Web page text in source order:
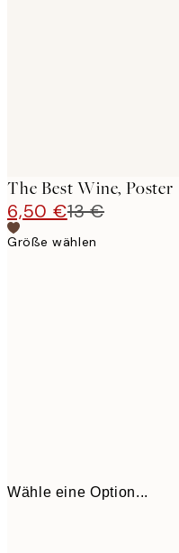
The Best Wine, Poster
6,50 €13 €
Größe wählen
Wähle eine Option...